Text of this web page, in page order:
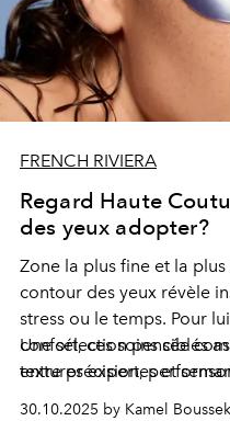
FRENCH RIVIERA
Regard Haute
des yeux adopter?
Zone la plus fine et la
contour des yeux révèle
stress ou le temps. Pour
confort, ces soins ciblés
textures expertes et
Une sélection pensée
entre précision,
30.10.2025 by Kamel